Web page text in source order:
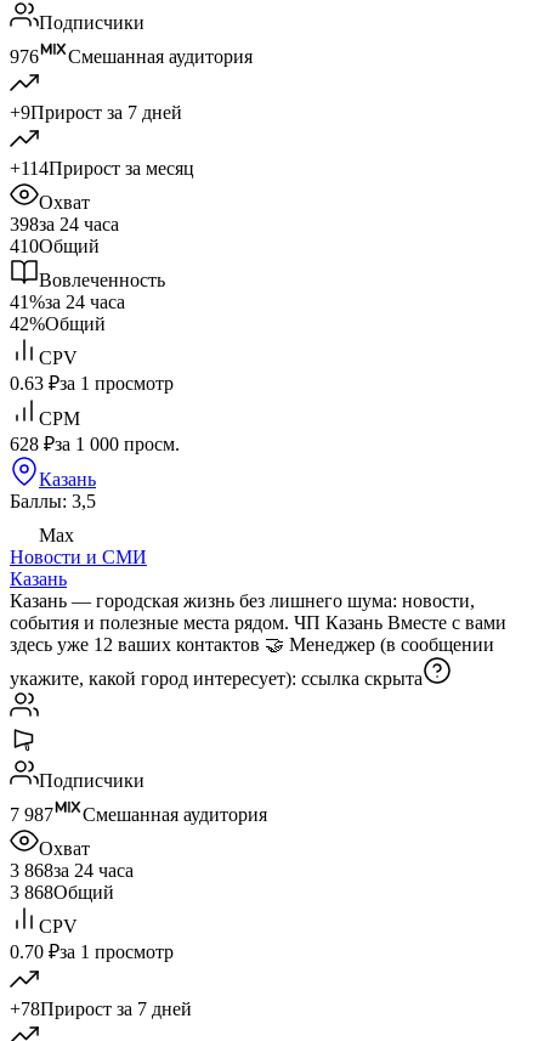
Подписчики
976
Смешанная аудитория
+9Прирост за 7 дней
+114Прирост за месяц
Охват
398за 24 часа
410Общий
Вовлеченность
41%за 24 часа
42%Общий
CPV
0.63 ₽за 1 просмотр
CPM
628 ₽за 1 000 просм.
Казань
Баллы: 3,5
Max
Новости и СМИ
Казань
Казань — городская жизнь без лишнего шума: новости,
события и полезные места рядом. ЧП Казань Вместе с вами
здесь уже 12 ваших контактов 🤝 Менеджер (в сообщении
укажите, какой город интересует): ссылка скрыта
Подписчики
7 987
Смешанная аудитория
Охват
3 868за 24 часа
3 868Общий
CPV
0.70 ₽за 1 просмотр
+78Прирост за 7 дней